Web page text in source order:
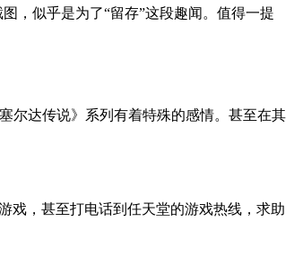
，似乎是为了“留存”这段趣闻。值得一提
尔达传说》系列有着特殊的感情。甚至在其
戏，甚至打电话到任天堂的游戏热线，求助